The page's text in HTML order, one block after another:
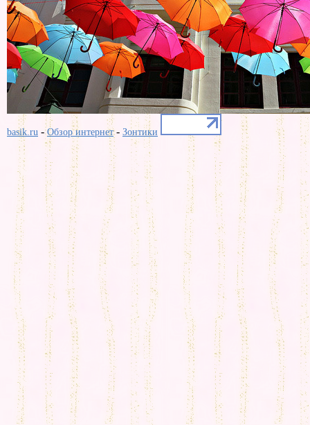
basik.ru -Обзор интернет- Зонтики